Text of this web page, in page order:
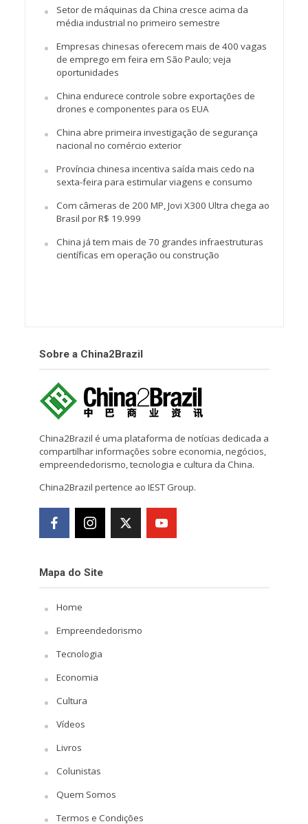
Setor de máquinas da China cresce acima da
média industrial no primeiro semestre
Empresas chinesas oferecem mais de 400 vagas
de emprego em feira em São Paulo; veja
oportunidades
China endurece controle sobre exportações de
drones e componentes para os EUA
China abre primeira investigação de segurança
nacional no comércio exterior
Província chinesa incentiva saída mais cedo na
sexta-feira para estimular viagens e consumo
Com câmeras de 200 MP, Jovi X300 Ultra chega ao
Brasil por R$ 19.999
China já tem mais de 70 grandes infraestruturas
científicas em operação ou construção
Sobre a China2Brazil
China2Brazil é uma plataforma de notícias dedicada a
compartilhar informações sobre economia, negócios,
empreendedorismo, tecnologia e cultura da China.
China2Brazil pertence ao IEST Group.
Mapa do Site
Home
Empreendedorismo
Tecnologia
Economia
Cultura
Vídeos
Livros
Colunistas
Quem Somos
Termos e Condições